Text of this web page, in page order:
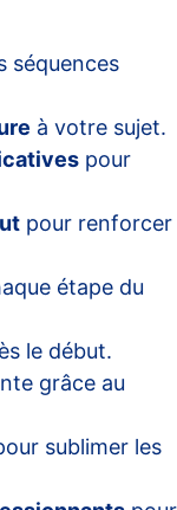
séquences
à votre sujet.
pour
pour renforcer
étape du
le début.
grâce au
sublimer les